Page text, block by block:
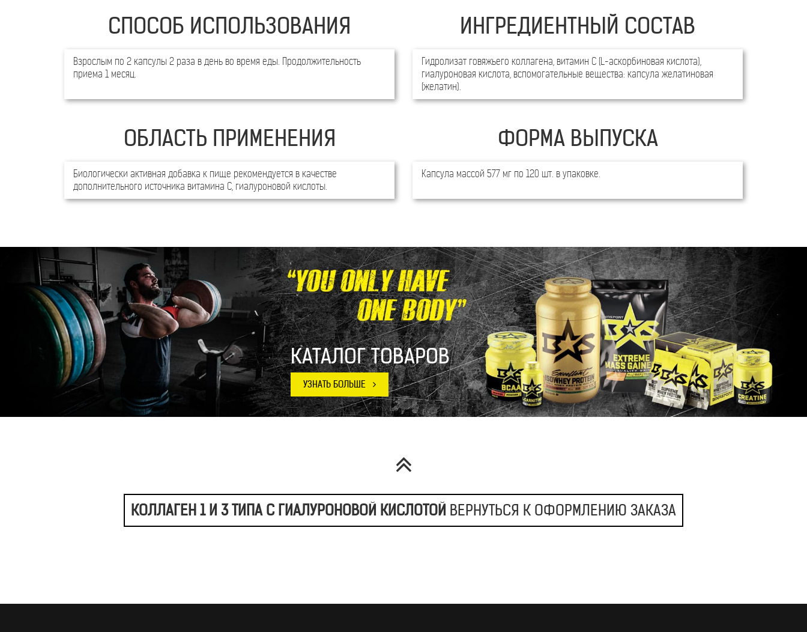
СПОСОБ ИСПОЛЬЗОВАНИЯ
Взрослым по 2 капсулы 2 раза в день во время еды. Продолжительность
приема 1 месяц.
ИНГРЕДИЕНТНЫЙ СОСТАВ
Гидролизат говяжьего коллагена, витамин С (L-аскорбиновая кислота),
гиалуроновая кислота, вспомогательные вещества: капсула желатиновая
(желатин).
ОБЛАСТЬ ПРИМЕНЕНИЯ
Биологически активная добавка к пище рекомендуется в качестве
дополнительного источника витамина С, гиалуроновой кислоты.
ФОРМА ВЫПУСКА
Капсула массой 577 мг по 120 шт. в упаковке.
КАТАЛОГ ТОВАРОВ
КОЛЛАГЕН 1 И 3 ТИПА С ГИАЛУРОНОВОЙ КИСЛОТОЙ ВЕРНУТЬСЯ К ОФОРМЛЕНИЮ ЗАКАЗА